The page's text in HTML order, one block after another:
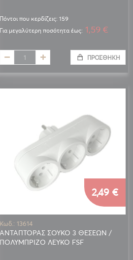
Πόντοι που κερδίζεις: 159
Για μεγαλύτερη ποσότητα έως: 1,59 €
ΠΡΟΣΘΉΚΗ
Κωδ.: 13614
ΑΝΤΑΠΤΟΡΑΣ ΣΟΥΚΟ 3 ΘΕΣΕΩΝ /
ΠΟΛΥΜΠΡΙΖΟ ΛΕΥΚΟ FSF
2,49 €